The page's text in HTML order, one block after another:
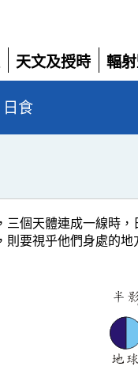
天文及授時
展
開
輻
展
日食
三個天體連成一線時
要視乎他們身處的